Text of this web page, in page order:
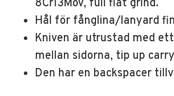
8Cr13MoV, full flat grind.
Hål för fånglina/lanyard
Kniven är utrustad med
mellan sidorna, tip up
Den har en backspacer